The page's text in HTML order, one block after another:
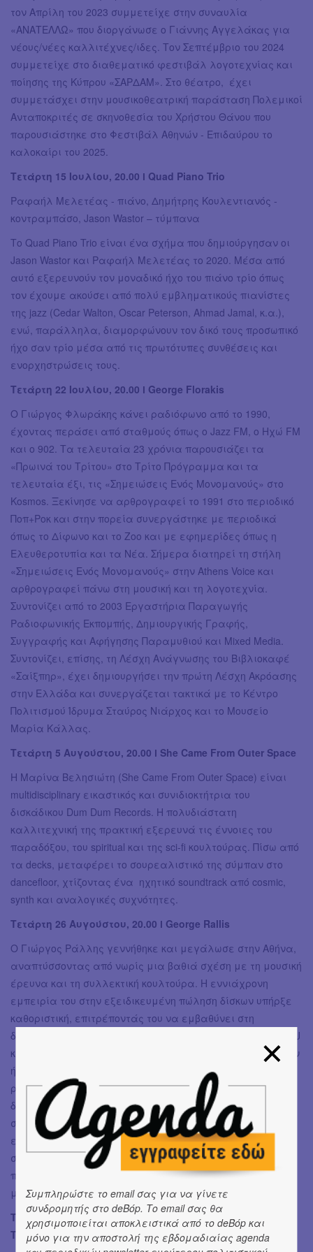
τον Απρίλη του 2023 συμμετείχε στην συναυλία
«ΑΝΑΤΕΛΛΩ» που διοργάνωσε ο Γιάννης Αγγελάκας για
νέους/νέες καλλιτέχνες/ιδες. Τον Σεπτέμβριο του 2024
συμμετείχε στο διαθεματικό φεστιβάλ λογοτεχνίας και
ποίησης της Κύπρου «ΣΑΡΔΑΜ». Στο θέατρο, έχει
συμμετάσχει στην μουσικοθεατρική παράσταση Πολεμικοί
Ανταποκριτές σε σκηνοθεσία του Χρήστου Θάνου που
παρουσιάστηκε στο Φεστιβάλ Αθηνών - Επιδαύρου το
καλοκαίρι του 2025.
Τετάρτη 15 Ιουλίου, 20.00 ӏ Quad Piano Trio
Ραφαήλ Μελετέας - πιάνο, Δημήτρης Κουλεντιανός -
κοντραμπάσο, Jason Wastor – τύμπανα
Το Quad Piano Trio είναι ένα σχήμα που δημιούργησαν οι
Jason Wastor και Ραφαήλ Μελετέας το 2020. Μέσα από
αυτό εξερευνούν τον μοναδικό ήχο του πιάνο τρίο όπως
τον έχουμε ακούσει από πολύ εμβληματικούς πιανίστες
της jazz (Cedar Walton, Oscar Peterson, Ahmad Jamal, κ.α.),
ενώ, παράλληλα, διαμορφώνουν τον δικό τους προσωπικό
ήχο σαν τρίο μέσα από τις πρωτότυπες συνθέσεις και
ενορχηστρώσεις τους.
Τετάρτη 22 Ιουλίου, 20.00 ӏ George Florakis
Ο Γιώργος Φλωράκης κάνει ραδιόφωνο από το 1990,
έχοντας περάσει από σταθμούς όπως ο Jazz FM, ο Ηχώ FM
και ο 902. Τα τελευταία 23 χρόνια παρουσιάζει τα
«Πρωινά του Τρίτου» στο Τρίτο Πρόγραμμα και τα
τελευταία έξι, τις «Σημειώσεις Ενός Μονομανούς» στο
Kosmos. Ξεκίνησε να αρθρογραφεί το 1991 στο περιοδικό
Ποπ+Ροκ και στην πορεία συνεργάστηκε με περιοδικά
όπως το Δίφωνο και το Zoo και με εφημερίδες όπως η
Ελευθεροτυπία και τα Νέα. Σήμερα διατηρεί τη στήλη
«Σημειώσεις Ενός Μονομανούς» στην Athens Voice και
αρθρογραφεί πάνω στη μουσική και τη λογοτεχνία.
Συντονίζει από το 2003 Εργαστήρια Παραγωγής
Ραδιοφωνικής Εκπομπής, Δημιουργικής Γραφής,
Συγγραφής και Αφήγησης Παραμυθιού και Mixed Media.
Συντονίζει, επίσης, τη Λέσχη Ανάγνωσης του Βιβλιοκαφέ
«Σαίξπηρ», έχει δημιουργήσει την πρώτη Λέσχη Ακρόασης
στην Ελλάδα και συνεργάζεται τακτικά με το Κέντρο
Πολιτισμού Ίδρυμα Σταύρος Νιάρχος και το Μουσείο
Μαρία Κάλλας.
Τετάρτη 5 Αυγούστου, 20.00 ӏ She Came From Outer Space
Η Μαρίνα Βελησιώτη (She Came From Outer Space) είναι
multidisciplinary εικαστικός και συνιδιοκτήτρια του
δισκάδικου Dum Dum Records. Η πολυδιάστατη
καλλιτεχνική της πρακτική εξερευνά τις έννοιες του
παραδόξου, του spiritual και της sci-fi κουλτούρας. Πίσω από
τα decks, μεταφέρει το σουρεαλιστικό της σύμπαν στο
dancefloor, χτίζοντας ένα ηχητικό soundtrack από cosmic,
synth και αναλογικές συχνότητες.
Τετάρτη 26 Αυγούστου, 20.00 ӏ George Rallis
Ο Γιώργος Ράλλης γεννήθηκε και μεγάλωσε στην Αθήνα,
αναπτύσσοντας από νωρίς μια βαθιά σχέση με τη μουσική
έρευνα και τη συλλεκτική κουλτούρα. Η εννιάχρονη
εμπειρία του στην εξειδικευμένη πώληση δίσκων υπήρξε
καθοριστική, επιτρέποντάς του να εμβαθύνει στη
δισκογραφία και να διαμορφώσει την αισθητική του ως DJ
και συλλέκτη μέσα από την αδιάκοπη αναζήτηση σπάνιων
ήχων σε βινύλια και CD. Σήμερα, ως ενεργός DJ και
ραδιοφωνικός παραγωγός, φιλοξενείται μηνιαίως στον
διεθνή ιντερνετικό σταθμό Radio Alhara, ενώ εμφανίζεται
σε επιλεγμένους χώρους της Αθήνας. Οι μουσικές του
επιλογές ισορροπούν ανάμεσα στο οικείο και το εξωτικό,
συνθέτοντας ένα ηχητικό τοπίο που εξερευνά την
παγκόσμια μουσική σκηνή με μια ιδιαίτερη, εκλεκτική
ματιά.
Τετάρτη 2 Σεπτεμβρίου, 20.00 ӏ George Kontrafouris Baby
Trio
Συμπληρώστε το email σας για να γίνετε
συνδρομητής στο deBόp. Το email σας θα
χρησιμοποιείται αποκλειστικά από το deBόp και
μόνο για την αποστολή της εβδομαδιαίας agenda